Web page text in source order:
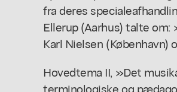
fra deres
Ellerup (Aarhus) talte
Karl Nielsen
Hovedtema II, »Det
terminologiske og